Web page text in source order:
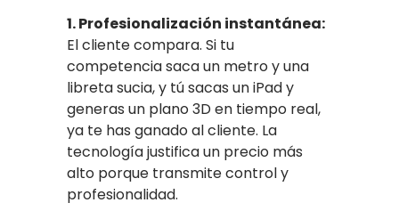
1. Profesionalización instantánea:
El cliente compara. Si tu
competencia saca un metro y una
libreta sucia, y tú sacas un iPad y
generas un plano 3D en tiempo real,
ya te has ganado al cliente. La
tecnología justifica un precio más
alto porque transmite control y
profesionalidad.